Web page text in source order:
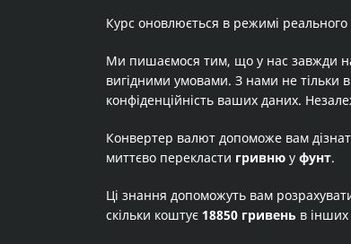
Курс оновлюється в режимі
Ми пишаємося тим, що у нас завжди
вигідними умовами. З нами не тільки
конфіденційність ваших даних.
Конвертер валют допоможе вам
миттєво перекласти гривню у фунт.
Ці знання допоможуть вам
скільки коштує 18850 гривень в